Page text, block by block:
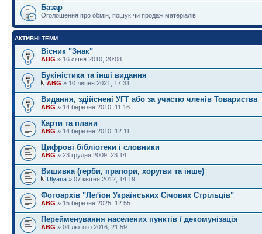
Базар
Оголошення про обмін, пошук чи продаж матеріалів
АКТИВНІ ТЕМИ
Вісник "Знак"
ABG » 16 січня 2010, 20:08
Букіністика та інші видання
ABG » 10 липня 2021, 17:31
Видання, здійснені УГТ або за участю членів Товариства
ABG » 14 березня 2010, 11:16
Карти та плани
ABG » 14 березня 2010, 12:11
Цифрові бібліотеки і словники
ABG » 23 грудня 2009, 23:14
Вишивка (герби, прапори, хоругви та інше)
Ulyana » 07 квітня 2012, 14:19
Фотоархів "Леґіон Українських Січових Стрільців"
ABG » 15 березня 2025, 12:55
Перейменування населених пунктів / декомунізація
ABG » 04 лютого 2016, 21:59